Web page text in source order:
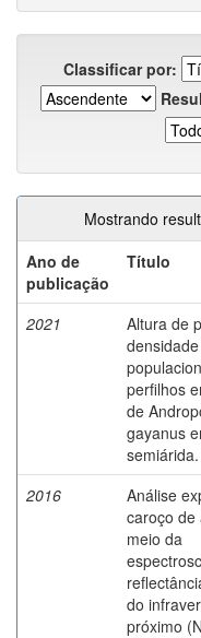
Classificar por:
Mostrando
Ano de
publicação
Título
2021
Altura de
densidade
perfilhos
de
gayanus
semiárida.
2016
Análise
caroço de
meio da
do
próximo